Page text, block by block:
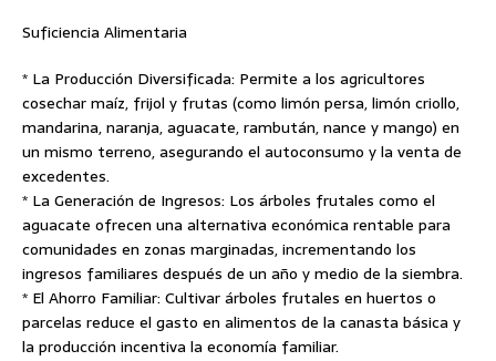
Suficiencia Alimentaria
* La Producción Diversificada: Permite a los agricultores
cosechar maíz, frijol y frutas (como limón persa, limón criollo,
mandarina, naranja, aguacate, rambután, nance y mango) en
un mismo terreno, asegurando el autoconsumo y la venta de
excedentes.
* La Generación de Ingresos: Los árboles frutales como el
aguacate ofrecen una alternativa económica rentable para
comunidades en zonas marginadas, incrementando los
ingresos familiares después de un año y medio de la siembra.
* El Ahorro Familiar: Cultivar árboles frutales en huertos o
parcelas reduce el gasto en alimentos de la canasta básica y
la producción incentiva la economía familiar.